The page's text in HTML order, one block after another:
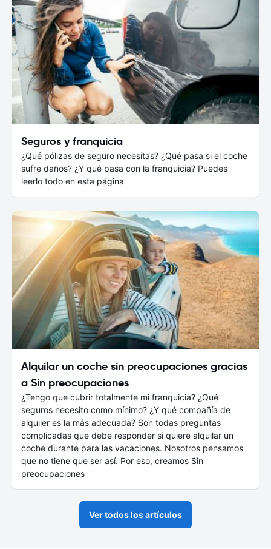
Seguros y franquicia
¿Qué pólizas de seguro necesitas? ¿Qué pasa si el coche
sufre daños? ¿Y qué pasa con la franquicia? Puedes
leerlo todo en esta página
Alquilar un coche sin preocupaciones gracias
a Sin preocupaciones
¿Tengo que cubrir totalmente mi franquicia? ¿Qué
seguros necesito como mínimo? ¿Y qué compañía de
alquiler es la más adecuada? Son todas preguntas
complicadas que debe responder si quiere alquilar un
coche durante para las vacaciones. Nosotros pensamos
que no tiene que ser así. Por eso, creamos Sin
preocupaciones
Ver todos los artículos